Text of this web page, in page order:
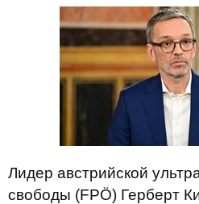
Лидер австрийской
свободы (FPÖ) Герберт